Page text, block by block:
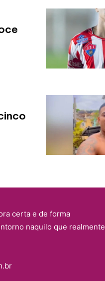
certa e de forma
naquilo que realmente